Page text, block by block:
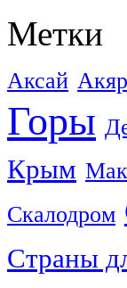
Метки
Аксай
Горы
Крым
Скалодром
Страны